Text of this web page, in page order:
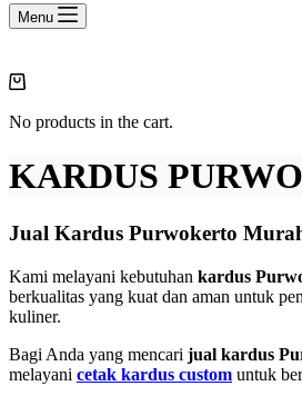
Menu
Shopping
No products in the cart.
KARDUS
Jual Kardus Purwokerto
Kami melayani kebutuhan kardus
berkualitas yang kuat dan aman untuk
kuliner.
Bagi Anda yang mencari jual kardus
melayani cetak kardus custom untuk